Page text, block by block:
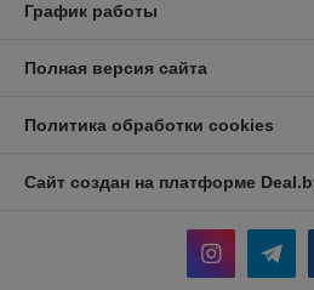
График работы
Полная версия сайта
Политика обработки cookies
Сайт создан на платформе